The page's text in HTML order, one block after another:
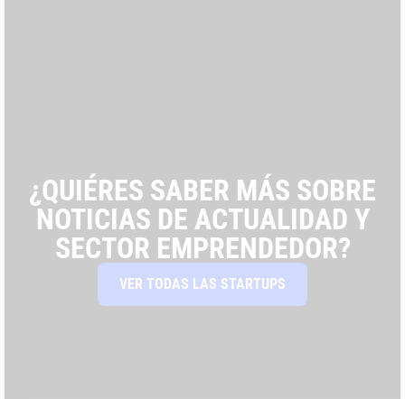
¿QUIÉRES SABER MÁS SOBRE
NOTICIAS DE ACTUALIDAD Y
SECTOR EMPRENDEDOR?
VER TODAS LAS STARTUPS